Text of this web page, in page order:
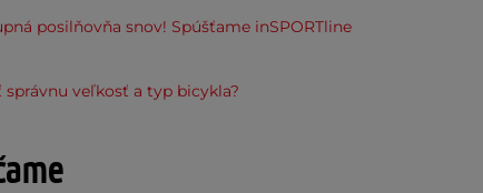
posilňovňa snov! Spúšťame inSPORTline
správnu veľkosť a typ bicykla?